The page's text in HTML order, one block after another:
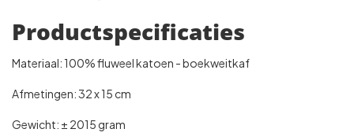
Productspecificaties
Materiaal: 100% fluweel katoen - boekweitkaf
Afmetingen: 32 x 15 cm
Gewicht: ± 2015 gram